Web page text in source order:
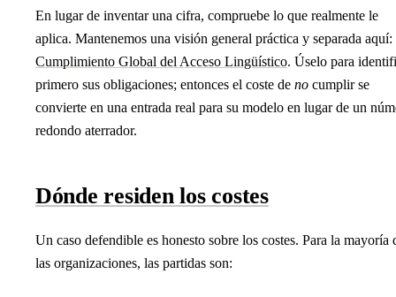
En lugar de inventar una cifra, compruebe lo que realmente le
aplica. Mantenemos una visión general práctica y separada aquí:
Cumplimiento Global del Acceso Lingüístico. Úselo para
primero sus obligaciones; entonces el coste de no cumplir se
convierte en una entrada real para su modelo en lugar de un
redondo aterrador.
Dónde residen los costes
Un caso defendible es honesto sobre los costes. Para la mayoría
las organizaciones, las partidas son: